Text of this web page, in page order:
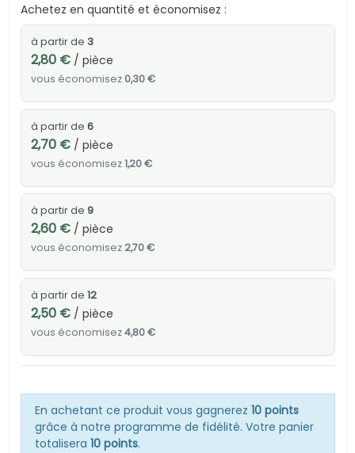
Achetez en quantité et économisez :
à partir de 3
2,80 €/ pièce
vous économisez 0,30 €
à partir de 6
2,70 €/ pièce
vous économisez1,20 €
à partir de 9
2,60 €/ pièce
vous économisez2,70 €
à partir de 12
2,50 €/ pièce
vous économisez4,80 €
En achetant ce produit vous gagnerez 10 points
grâce à notre programme de fidélité. Votre panier
totalisera 10 points.